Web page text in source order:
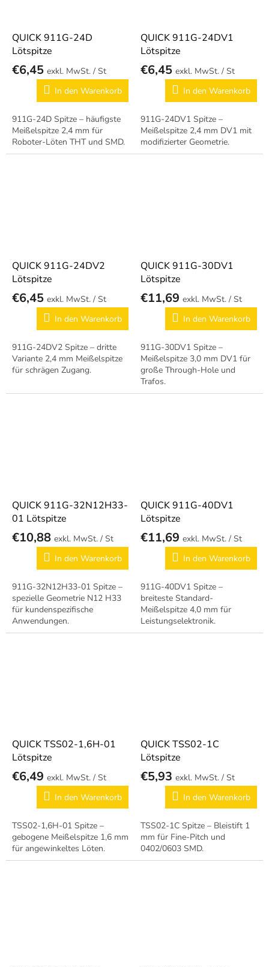
QUICK 911G-24D
Lötspitze
€6,45
/ St
In den Warenkorb
911G-24D Spitze – häufigste
Meißelspitze 2,4 mm für
Roboter-Löten THT und SMD.
QUICK 911G-24DV1
Lötspitze
€6,45
/ St
In den Warenkorb
911G-24DV1 Spitze –
Meißelspitze 2,4 mm DV1 mit
modifizierter Geometrie.
QUICK 911G-24DV2
Lötspitze
€6,45
/ St
In den Warenkorb
911G-24DV2 Spitze – dritte
Variante 2,4 mm Meißelspitze
für schrägen Zugang.
QUICK 911G-30DV1
Lötspitze
€11,69
/ St
In den Warenkorb
911G-30DV1 Spitze –
Meißelspitze 3,0 mm DV1 für
große Through-Hole und
Trafos.
QUICK 911G-32N12H33-
01 Lötspitze
€10,88
/ St
In den Warenkorb
911G-32N12H33-01 Spitze –
spezielle Geometrie N12 H33
für kundenspezifische
Anwendungen.
QUICK 911G-40DV1
Lötspitze
€11,69
/ St
In den Warenkorb
911G-40DV1 Spitze –
breiteste Standard-
Meißelspitze 4,0 mm für
Leistungselektronik.
QUICK TSS02-1,6H-01
Lötspitze
€6,49
/ St
In den Warenkorb
TSS02-1,6H-01 Spitze –
gebogene Meißelspitze 1,6 mm
für angewinkeltes Löten.
QUICK TSS02-1C
Lötspitze
€5,93
/ St
In den Warenkorb
TSS02-1C Spitze – Bleistift 1
mm für Fine-Pitch und
0402/0603 SMD.